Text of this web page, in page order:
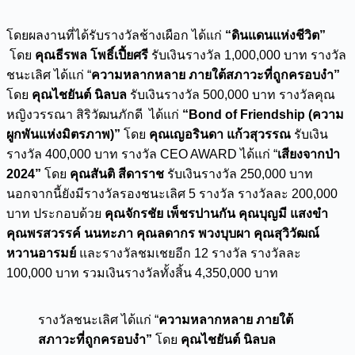
โดยผลงานที่ได้รับรางวัลช้างเผือก ได้แก่ “ดินแดนแห่งชีวิต”
โดย คุณธีรพล โพธิ์เปี้ยศรี รับเงินรางวัล 1,000,000 บาท รางวัล
ชนะเลิศ ได้แก่ “ความหลากหลาย ภายใต้สภาวะที่ถูกครอบงำ”
โดย คุณไชยันต์ นิลบล รับเงินรางวัล 500,000 บาท รางวัลคุณ
หญิงวรรณา สิริวัฒนภักดี ได้แก่ “Bond of Friendship (ความ
ผูกพันแห่งมิตรภาพ)” โดย คุณเญอรินดา แก้วสุวรรณ รับเงิน
รางวัล 400,000 บาท รางวัล CEO AWARD ได้แก่ “เสียงจากป่า
2024” โดย คุณสันติ สีดาราช รับเงินรางวัล 250,000 บาท
นอกจากนี้ยังมีรางวัลรองชนะเลิศ 5 รางวัล รางวัลละ 200,000
บาท ประกอบด้วย คุณจักรชัย เพ็ชรปานกัน คุณบุญมี แสงขำ
คุณพรสวรรค์ นนทะภา คุณลดากร พวงบุบผา คุณสุวิวัฒณ์
หวานอารมย์ และรางวัลชมเชยอีก 12 รางวัล รางวัลละ
100,000 บาท รวมเงินรางวัลทั้งสิ้น 4,350,000 บาท
รางวัลชนะเลิศ ได้แก่ “ความหลากหลาย ภายใต้
สภาวะที่ถูกครอบงำ” โดย คุณไชยันต์ นิลบล